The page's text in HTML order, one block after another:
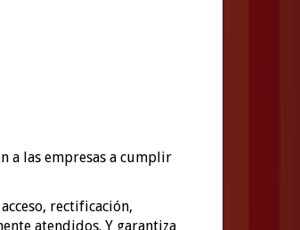
a las empresas a cumplir
rectificación,
atendidos. Y garantiza